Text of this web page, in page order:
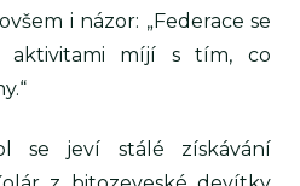
i názor: „Federace se
aktivitami míjí s tím, co
se jeví stálé získávání